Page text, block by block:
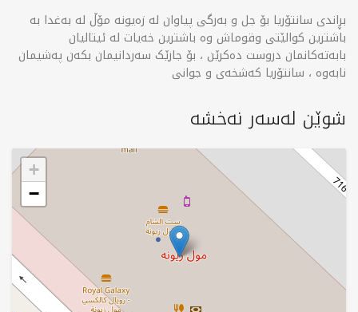
بڕاندی سانتۆریا بۆ جل و بەرگی پیاوان لە زەیونە مۆڵ لە بەغدا بە
باشترین کوالێتی وقوماش وە باشترین خەیات لە ئیتالیان
بابەتەکانمان دروست دەکرێن ، بۆ جارێک سەردانیمان بکەن پەشیمان
نابەوە ، سانتۆریا کەشخەی و جوانی
شوێن لەسەر نەخشە
+
−